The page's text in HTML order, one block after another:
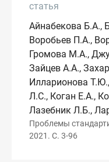
статья
Айнабекова Б.А.,
Воробьев П.А.,
Громова М.А.,
Зайцев А.А.,
Илларионова
Л.С., Коган Е.А.,
Лазебник Л.Б.,
Проблемы
2021. С. 3-96